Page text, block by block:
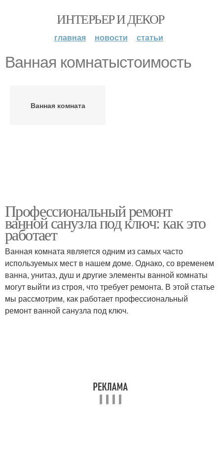
ИНТЕРЬЕР И ДЕКОР
главная новости статьи
Ванная комнатыстоимость
Ванная комната
Профессиональный ремонт
ванной санузла под ключ: как это
работает
Ванная комната является одним из самых часто
используемых мест в нашем доме. Однако, со временем
ванна, унитаз, душ и другие элементы ванной комнаты
могут выйти из строя, что требует ремонта. В этой статье
мы рассмотрим, как работает профессиональный
ремонт ванной санузла под ключ.